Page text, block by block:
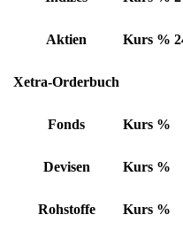
Aktien Kurs %
Xetra-Orderbuch
Fonds Kurs %
Devisen Kurs %
Rohstoffe Kurs %